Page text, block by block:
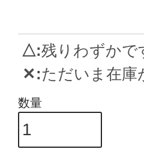
△ 残りわずかで
✕ ただいま在庫